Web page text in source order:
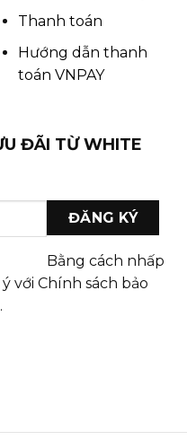
Thanh toán
Hướng dẫn thanh
toán VNPAY
ĐÃI TỪ WHITE
Bằng cách nhấp
với Chính sách bảo